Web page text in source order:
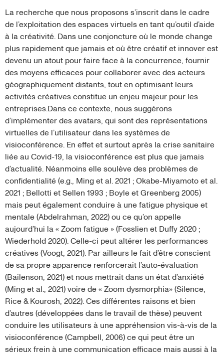
La recherche que nous proposons s’inscrit dans le cadre
de l’exploitation des espaces virtuels en tant qu’outil d’aide
à la créativité. Dans une conjoncture où le monde change
plus rapidement que jamais et où être créatif et innover est
devenu un atout pour faire face à la concurrence, fournir
des moyens efficaces pour collaborer avec des acteurs
géographiquement distants, tout en optimisant leurs
activités créatives constitue un enjeu majeur pour les
entreprises.Dans ce contexte, nous suggérons
d’implémenter des avatars, qui sont des représentations
virtuelles de l’utilisateur dans les systèmes de
visioconférence. En effet et surtout après la crise sanitaire
liée au Covid-19, la visioconférence est plus que jamais
d’actualité. Néanmoins elle soulève des problèmes de
confidentialité (e.g., Ming et al. 2021 ; Okabe-Miyamoto et al.
2021 ; Bellotti et Sellen 1993 ; Boyle et Greenberg 2005)
mais peut également conduire à une fatigue physique et
mentale (Abdelrahman, 2022) ou ce qu’on appelle
aujourd’hui la « Zoom fatigue » (Fosslien et Duffy 2020 ;
Wiederhold 2020). Celle-ci peut altérer les performances
créatives (Voogt, 2021). Par ailleurs le fait d’être conscient
de sa propre apparence renforcerait l’auto-évaluation
(Bailenson, 2021) et nous mettrait dans un état d’anxiété
(Ming et al., 2021) voire de « Zoom dysmorphia» (Silence,
Rice & Kourosh, 2022). Ces différentes raisons et bien
d’autres (développées dans le travail de thèse) peuvent
conduire les utilisateurs à une appréhension vis-à-vis de la
visioconférence (Campbell, 2006) ce qui peut être un
sérieux frein à une communication efficace mais aussi à la